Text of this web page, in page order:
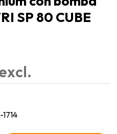
SP 80 CUBE
1714